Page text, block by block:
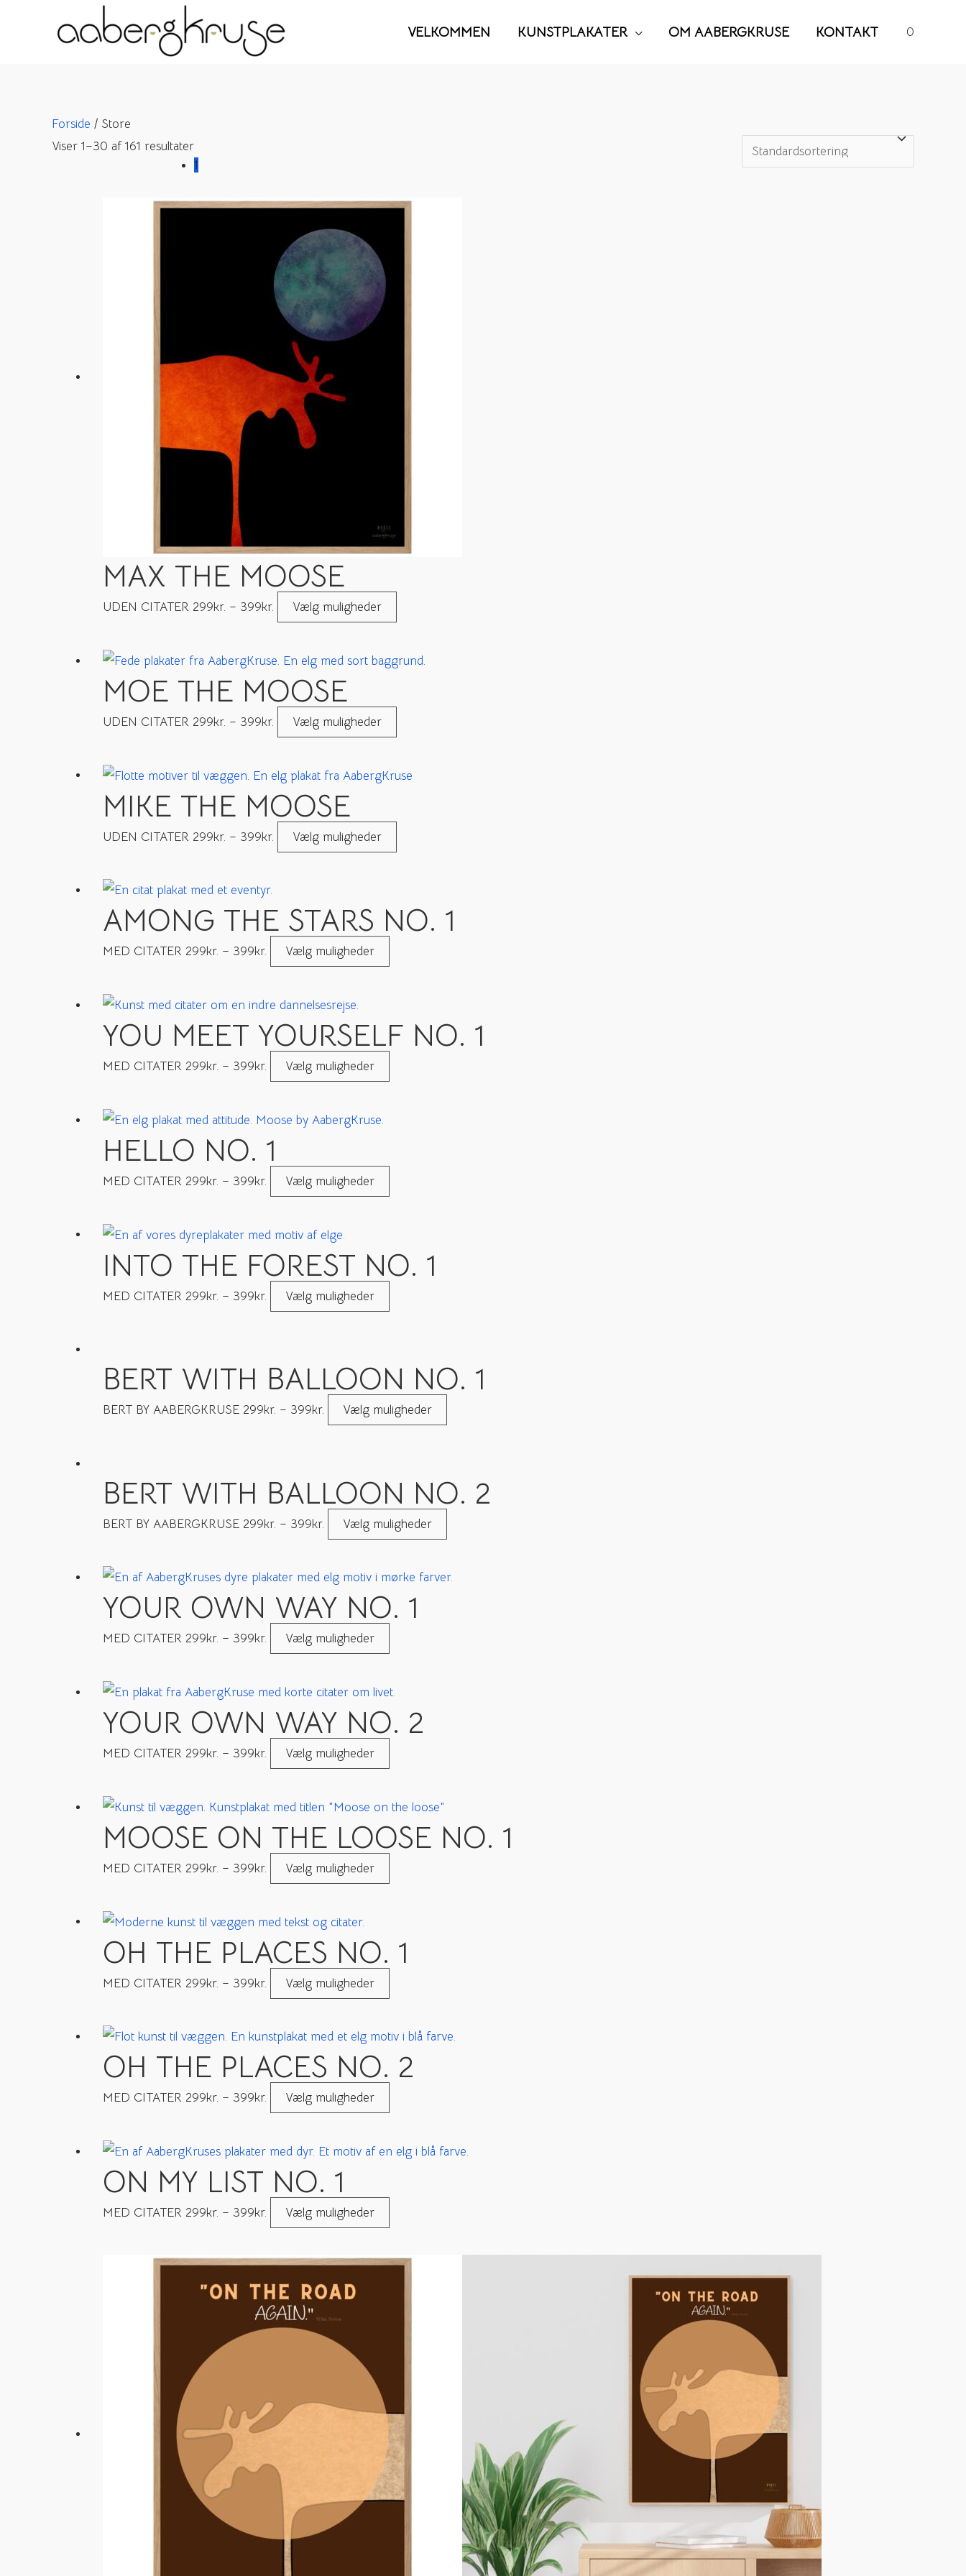
VELKOMMEN KUNSTPLAKATER OM AABERGKRUSE KONTAKT 0
Forside / Store
Viser 1–30 af 161 resultater
MAX THE MOOSE
UDEN CITATER 299kr. – 399kr. Vælg muligheder
MOE THE MOOSE
UDEN CITATER 299kr. – 399kr. Vælg muligheder
MIKE THE MOOSE
UDEN CITATER 299kr. – 399kr. Vælg muligheder
AMONG THE STARS NO. 1
MED CITATER 299kr. – 399kr. Vælg muligheder
YOU MEET YOURSELF NO. 1
MED CITATER 299kr. – 399kr. Vælg muligheder
HELLO NO. 1
MED CITATER 299kr. – 399kr. Vælg muligheder
INTO THE FOREST NO. 1
MED CITATER 299kr. – 399kr. Vælg muligheder
BERT WITH BALLOON NO. 1
BERT BY AABERGKRUSE 299kr. – 399kr. Vælg muligheder
BERT WITH BALLOON NO. 2
BERT BY AABERGKRUSE 299kr. – 399kr. Vælg muligheder
YOUR OWN WAY NO. 1
MED CITATER 299kr. – 399kr. Vælg muligheder
YOUR OWN WAY NO. 2
MED CITATER 299kr. – 399kr. Vælg muligheder
MOOSE ON THE LOOSE NO. 1
MED CITATER 299kr. – 399kr. Vælg muligheder
OH THE PLACES NO. 1
MED CITATER 299kr. – 399kr. Vælg muligheder
OH THE PLACES NO. 2
MED CITATER 299kr. – 399kr. Vælg muligheder
ON MY LIST NO. 1
MED CITATER 299kr. – 399kr. Vælg muligheder
1